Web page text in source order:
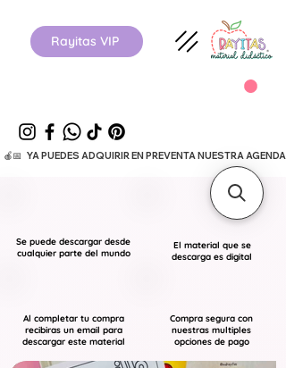
Rayitas VIP
🍎📅   YA PUEDES ADQUIRIR EN PREVENTA NUESTRA
El material que se
descarga es digital
Se puede descargar desde
cualquier parte del mundo
Compra segura con
nuestras multiples
opciones de pago
Al completar tu compra
recibiras un email para
descargar este material